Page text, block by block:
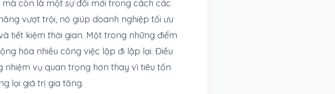
còn là một sự đổi mới trong cách các
vượt trội, nó giúp doanh nghiệp tối ưu
tiết kiệm thời gian. Một trong những điểm
hóa nhiều công việc lặp đi lặp lại. Điều
vụ quan trọng hơn thay vì tiêu tốn
lại giá trị gia tăng.